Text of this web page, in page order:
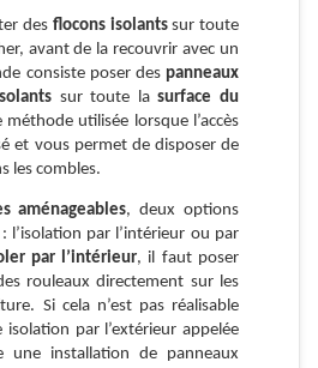
des flocons isolantssur toute
avant de la recouvrir avec un
consiste poser des panneaux
sur toute lasurface du
méthode utilisée lorsque l’accès
et vous permet de disposer de
les combles.
aménageables, deux options
l’isolation par l’intérieur ou par
par l’intérieur, il faut poser
rouleaux directement sur les
Si cela n’est pas réalisable
isolation par l’extérieur appelée
une installation de panneaux